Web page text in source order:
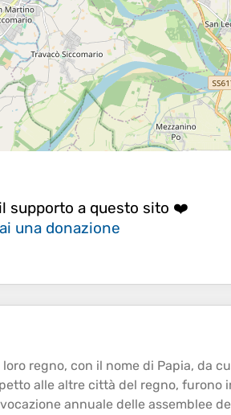
supporto a questo sito ❤️
una donazione
regno, con il nome di Papia, da
alle altre città del regno,
annuale delle assemblee